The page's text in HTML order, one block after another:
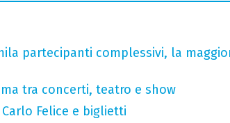
partecipanti complessivi, la
tra concerti, teatro e show
Felice e biglietti